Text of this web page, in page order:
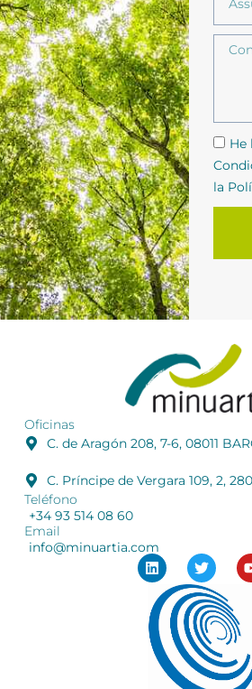
He
la
Oficinas
C. de Aragón 208, 7-6, 08011
C. Príncipe de Vergara 109, 2,
Teléfono
+34 93 514 08 60
Email
info@minuartia.com